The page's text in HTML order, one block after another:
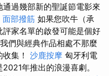
過幾部新的聖誕節電影來
面部撥筋 如果您吹牛（承
家名單的啟發可能是個好
們與經典作品相處不那麼
集！ 沙鹿按摩 匈牙利電
年推出的浪漫喜劇。